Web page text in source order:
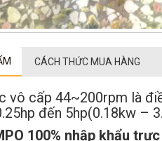
CÁCH THỨC MUA HÀNG
vô cấp 44~200rpm là
đến 5hp(0.18kw –
100% nhập khẩu